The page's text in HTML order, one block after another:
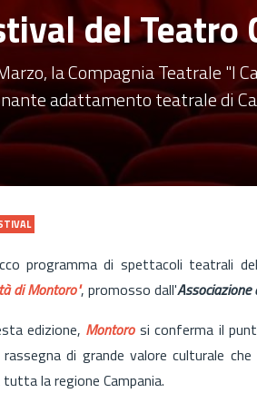
del
la Compagnia Teatrale "I
adattamento teatrale di
programma di spettacoli teatrali
di Montoro", promosso dall'Associazione
edizione, Montoro si conferma il
di grande valore culturale
la regione Campania.